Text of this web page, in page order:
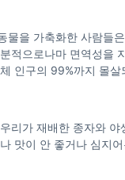
물을 가축화한 사람들
적으로나마 면역성을
인구의 99%까지 몰살
리가 재배한 종자와
맛이 안 좋거나 심지